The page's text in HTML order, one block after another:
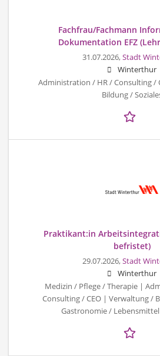
Fachfrau/Fachmann
Dokumentation EFZ
31.07.2026,Stadt
Winterthur
Administration / HR / Consulting /
Bildung /
Praktikant:in
befristet)
29.07.2026,Stadt
Winterthur
Medizin / Pflege / Therapie |
Consulting / CEO | Verwaltung /
Gastronomie /